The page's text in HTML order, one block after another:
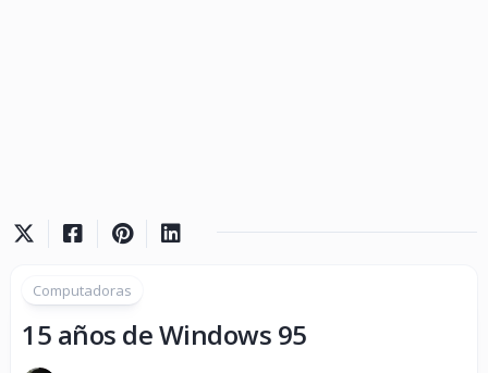
Computadoras
15 años de Windows 95